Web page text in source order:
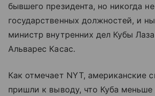
бывшего президента, но никогда
государственных должностей, и
министр внутренних дел Кубы
Альварес Касас.
Как отмечает NYT, американские
пришли к выводу, что Куба